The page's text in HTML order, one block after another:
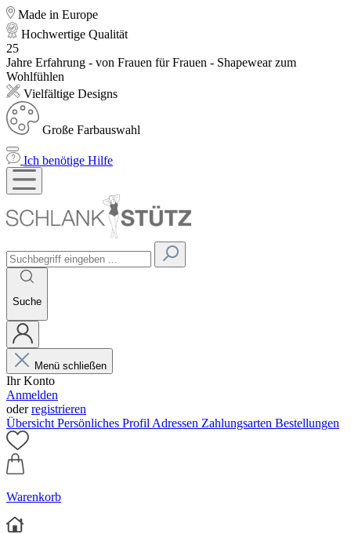
Made in Europe
Hochwertige Qualität
25
Jahre Erfahrung - von Frauen für Frauen - Shapewear zum
Wohlfühlen
Vielfältige Designs
Große Farbauswahl
Ich benötige Hilfe
Suche
Menü schließen
Ihr Konto
Anmelden
oderregistrieren
Übersicht Persönliches Profil Adressen Zahlungsarten Bestellungen
Warenkorb